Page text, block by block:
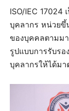
ISO/IEC 17024
บุคลากร หน่วยขึ้
ของบุคคลตามม
รูปแบบการรับรอ
บุคลากรให้ได้ม